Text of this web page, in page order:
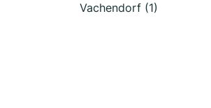
Vachendorf (1)